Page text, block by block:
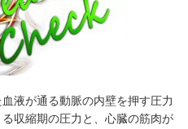
液が通る動脈の内壁を押す圧力
収縮期の圧力と、心臓の筋肉が